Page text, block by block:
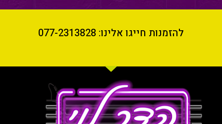
להזמנות חייגו אלינו: 077-2313828